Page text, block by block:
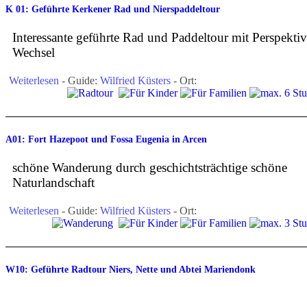
K 01: Geführte Kerkener Rad und Nierspaddeltour
Interessante geführte Rad und Paddeltour mit
Wechsel
Weiterlesen - Guide: Wilfried Küsters - Ort:
A01: Fort Hazepoot und Fossa Eugenia in Arcen
schöne Wanderung durch geschichtsträchtige schöne
Naturlandschaft
Weiterlesen - Guide: Wilfried Küsters - Ort:
W10: Geführte Radtour Niers, Nette und Abtei Mariendonk